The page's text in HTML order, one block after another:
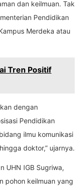
dan keilmuan. Tak
Pendidikan
Merdeka atau
Tren Positif
dengan
Pendidikan
ilmu komunikasi
doktor,” ujarnya.
UHN IGB Sugriwa,
pohon keilmuan yang